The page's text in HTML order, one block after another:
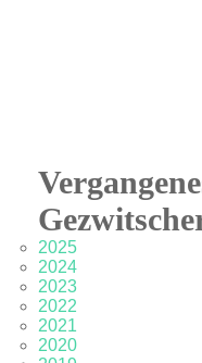
2025
2024
2023
2022
2021
2020